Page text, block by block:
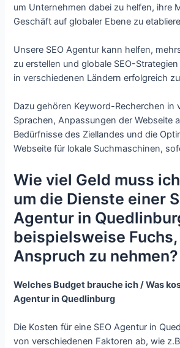
um Unternehmen dabei zu helfen, ihre
Geschäft auf globaler Ebene zu
Unsere SEO Agentur kann helfen,
zu erstellen und globale SEO-
in verschiedenen Ländern erfolgreich
Dazu gehören Keyword-Recherchen in
Sprachen, Anpassungen der Webseite
Bedürfnisse des Ziellandes und die
Webseite für lokale Suchmaschinen,
Wie viel Geld muss
um die Dienste einer
Agentur in
beispielsweise Fuchs,
Anspruch zu nehmen?
Welches Budget brauche ich / Was
Agentur in Quedlinburg
Die Kosten für eine SEO Agentur in
von verschiedenen Faktoren ab, wie